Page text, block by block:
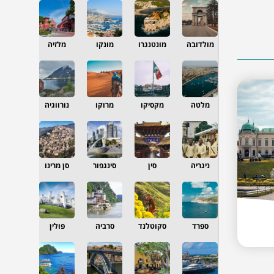
מולדובה מונטנגרו מונקו מלזיה
מלטה מקסיקו מרוקו נורווגיה
ניגריה סין סינגפור סן מרינו
ספרד סקוטלנד סרביה פולין